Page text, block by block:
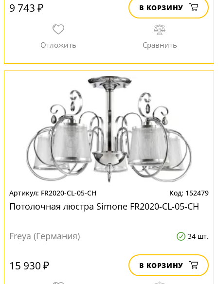
9 743 ₽ В КОРЗИНУ
FR2020-CL-05-CH 152479
Потолочная люстра Simone FR2020-CL-05-CH
Freya (Германия) 34 шт.
15 930 ₽ В КОРЗИНУ